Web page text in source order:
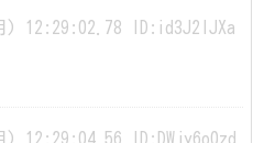
) 12:29:02.78 ID:id3J2IJXa
) 12:29:04.56 ID:DWjy6o0zd